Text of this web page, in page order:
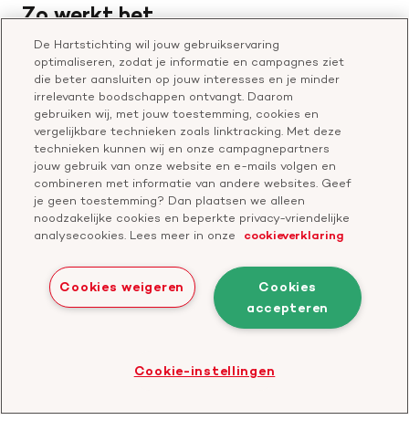
S
t
e
u
n
v
r
o
u
w
en
Sluiten
en ontvang een armband van My
Jewellery
Zo werkt het
Vul het formulier in
Hiermee machtig je de Hartstichting
om maandelijks een bedrag van je
rekening af te schrijven.
Doe direct
Doe je eerste
de rest.
Bekijk deactievoorwaarden.
Privacyverklaring Cookie-instellingen
Bezoek
De Hartstichting wil jouw gebruikservaring
optimaliseren, zodat je informatie en campagnes ziet
die beter aansluiten op jouw interesses en je minder
irrelevante boodschappen ontvangt. Daarom
gebruiken wij, met jouw toestemming, cookies en
vergelijkbare technieken zoals linktracking. Met deze
technieken kunnen wij en onze campagnepartners
jouw gebruik van onze website en e-mails volgen en
combineren met informatie van andere websites. Geef
je geen toestemming? Dan plaatsen we alleen
noodzakelijke cookies en beperkte privacy-vriendelijke
analysecookies. Lees meer in onze
cookieverklaring
Cookies
accepteren
Cookies weigeren
Cookie-instellingen